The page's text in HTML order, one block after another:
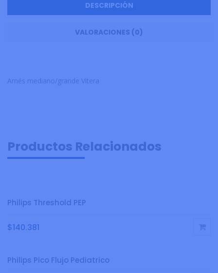
DESCRIPCIÓN
VALORACIONES (0)
Arnés mediano/grande Vitera
Productos Relacionados
Philips Threshold PEP
$140.381
Philips Pico Flujo Pediatrico